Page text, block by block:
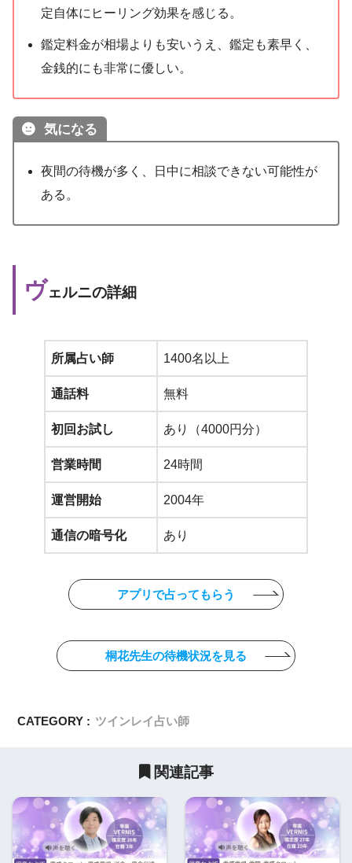
定自体にヒーリング効果を感じる。
鑑定料金が相場よりも安いうえ、鑑定も素早く、
金銭的にも非常に優しい。
気になる
夜間の待機が多く、日中に相談できない可能性が
ある。
ヴェルニの詳細
所属占い師 1400名以上
通話料 無料
初回お試し あり（4000円分）
営業時間 24時間
運営開始 2004年
通信の暗号化 あり
アプリで占ってもらう
桐花先生の待機状況を見る
CATEGORY : ツインレイ占い師
関連記事